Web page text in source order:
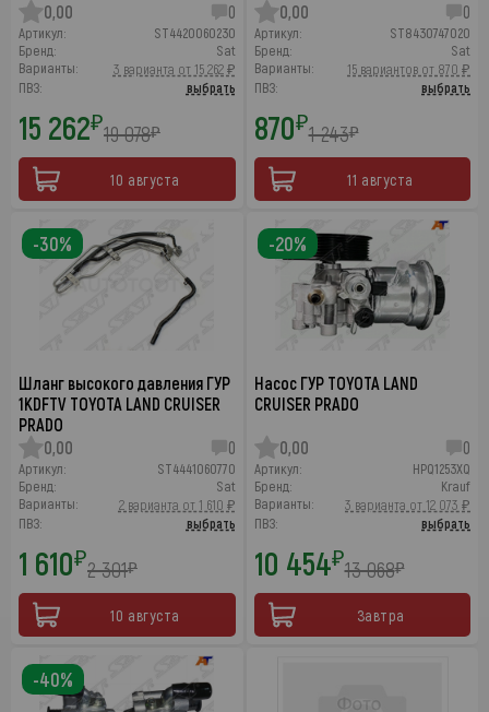
0,00 0
Артикул:
ST4420060230
Бренд:
Sat
Варианты:
3 варианта от 15 262 ₽
ПВЗ:
выбрать
15 262₽19 078₽
10 августа
0,00
0
Артикул:
ST8430747020
Бренд:
Sat
Варианты:
15 вариантов от 870 ₽
ПВЗ:
выбрать
870₽1 243₽
11 августа
Шланг высокого давления ГУР
1KDFTV TOYOTA LAND CRUISER
PRADO
0,00
0
Артикул:
ST4441060770
Бренд:
Sat
Варианты:
2 варианта от 1 610 ₽
ПВЗ:
выбрать
1 610₽2 301₽
10 августа
-30%
Насос ГУР TOYOTA LAND
CRUISER PRADO
0,00 0
Артикул:
HPQ1253XQ
Бренд:
Krauf
Варианты:
3 варианта от 12 073 ₽
ПВЗ:
выбрать
10 454₽13 068₽
Завтра
-20%
-40%